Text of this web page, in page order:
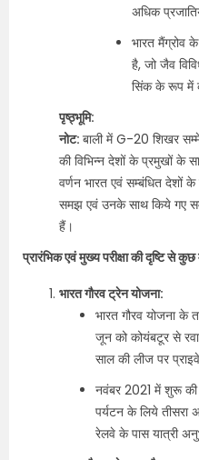
अधिक
भारत मैंग्रोव
है, जो जैव
सिंक के रूप में
पृष्ठ्भूमि:
नोट: बाली में G-20 शिखर
की विभिन्न देशों के प्रमुखों के
वर्णन भारत एवं सम्बंधित देशों
समझ एवं उनके साथ किये गए
हैं।
प्रारंभिक एवं मुख्य परीक्षा की दृष्टि से
भारत गौरव ट्रेन योजना:
भारत गौरव योजना के
जून को कोयंबटूर से
साल की लीज पर
नवंबर 2021 में शुरू
पर्यटन के लिये तीसरा
रेलवे के पास यात्री